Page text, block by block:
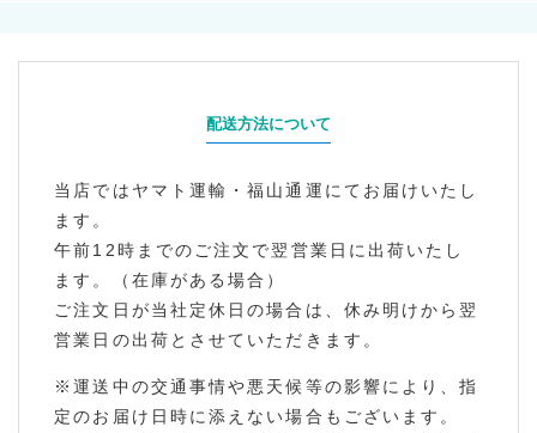
配送方法について
当店ではヤマト運輸・福山通運にてお届けいたし
ます。
午前12時までのご注文で翌営業日に出荷いたし
ます。（在庫がある場合）
ご注文日が当社定休日の場合は、休み明けから翌
営業日の出荷とさせていただきます。
※運送中の交通事情や悪天候等の影響により、指
定のお届け日時に添えない場合もございます。